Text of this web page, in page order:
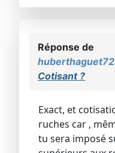
Réponse de
Cotisant ?
Exact, et
ruches car ,
tu sera imposé